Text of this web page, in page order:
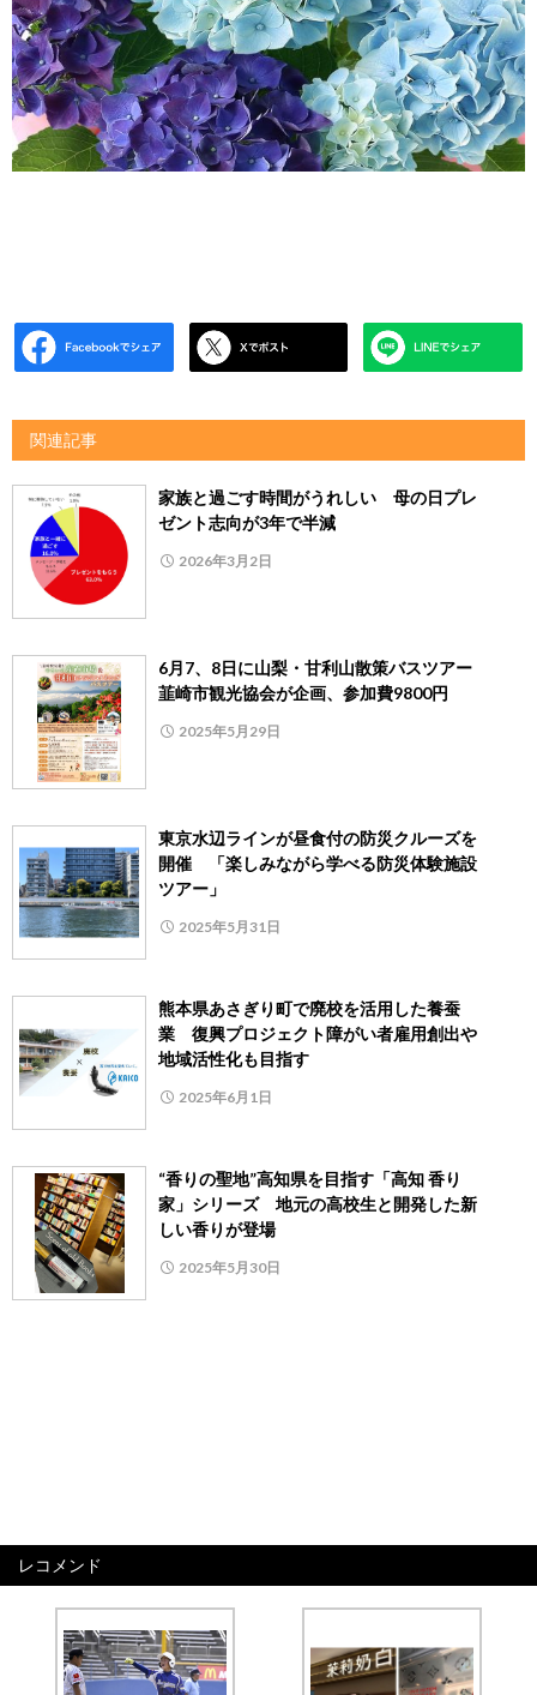
関連記事
家族と過ごす時間がうれしい 母の日プレ
ゼント志向が3年で半減
2026年3月2日
6月7、8日に山梨・甘利山散策バスツアー
韮崎市観光協会が企画、参加費9800円
2025年5月29日
東京水辺ラインが昼食付の防災クルーズを
開催 「楽しみながら学べる防災体験施設
ツアー」
2025年5月31日
熊本県あさぎり町で廃校を活用した養蚕
業 復興プロジェクト障がい者雇用創出や
地域活性化も目指す
2025年6月1日
“香りの聖地”高知県を目指す「高知 香り
家」シリーズ 地元の高校生と開発した新
しい香りが登場
2025年5月30日
レコメンド